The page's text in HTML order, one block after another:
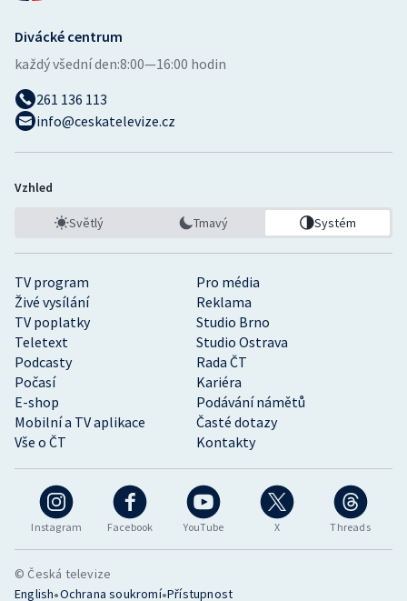
Instagram Facebook YouTube X Threads
TV program
Pro média
Živé vysílání
Reklama
TV poplatky
Studio Brno
Teletext
Studio Ostrava
Podcasty
Rada ČT
Počasí
Kariéra
E-shop
Podávání námětů
Mobilní a TV aplikace
Časté dotazy
Vše o ČT
Kontakty
Divácké centrum
každý všední den:8:00—16:00 hodin
261 136 113
info@ceskatelevize.cz
Vzhled
Světlý Tmavý Systém
© Česká televize
English•Ochrana soukromí•Přístupnost